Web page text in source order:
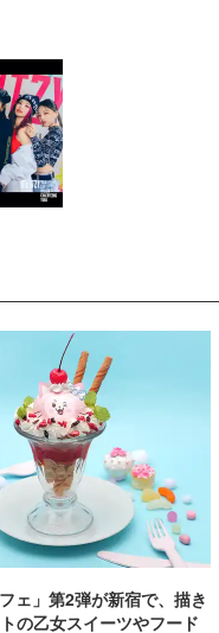
ェ」第2弾が新宿で、描き
の乙女スイーツやフード